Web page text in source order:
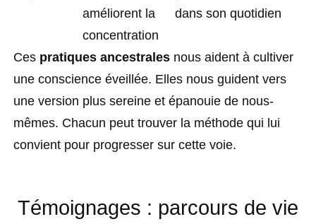
améliorent la
concentration
dans son quotidien
Ces pratiques ancestrales nous aident à cultiver
une conscience éveillée. Elles nous guident vers
une version plus sereine et épanouie de nous-
mêmes. Chacun peut trouver la méthode qui lui
convient pour progresser sur cette voie.
Témoignages : parcours de vie